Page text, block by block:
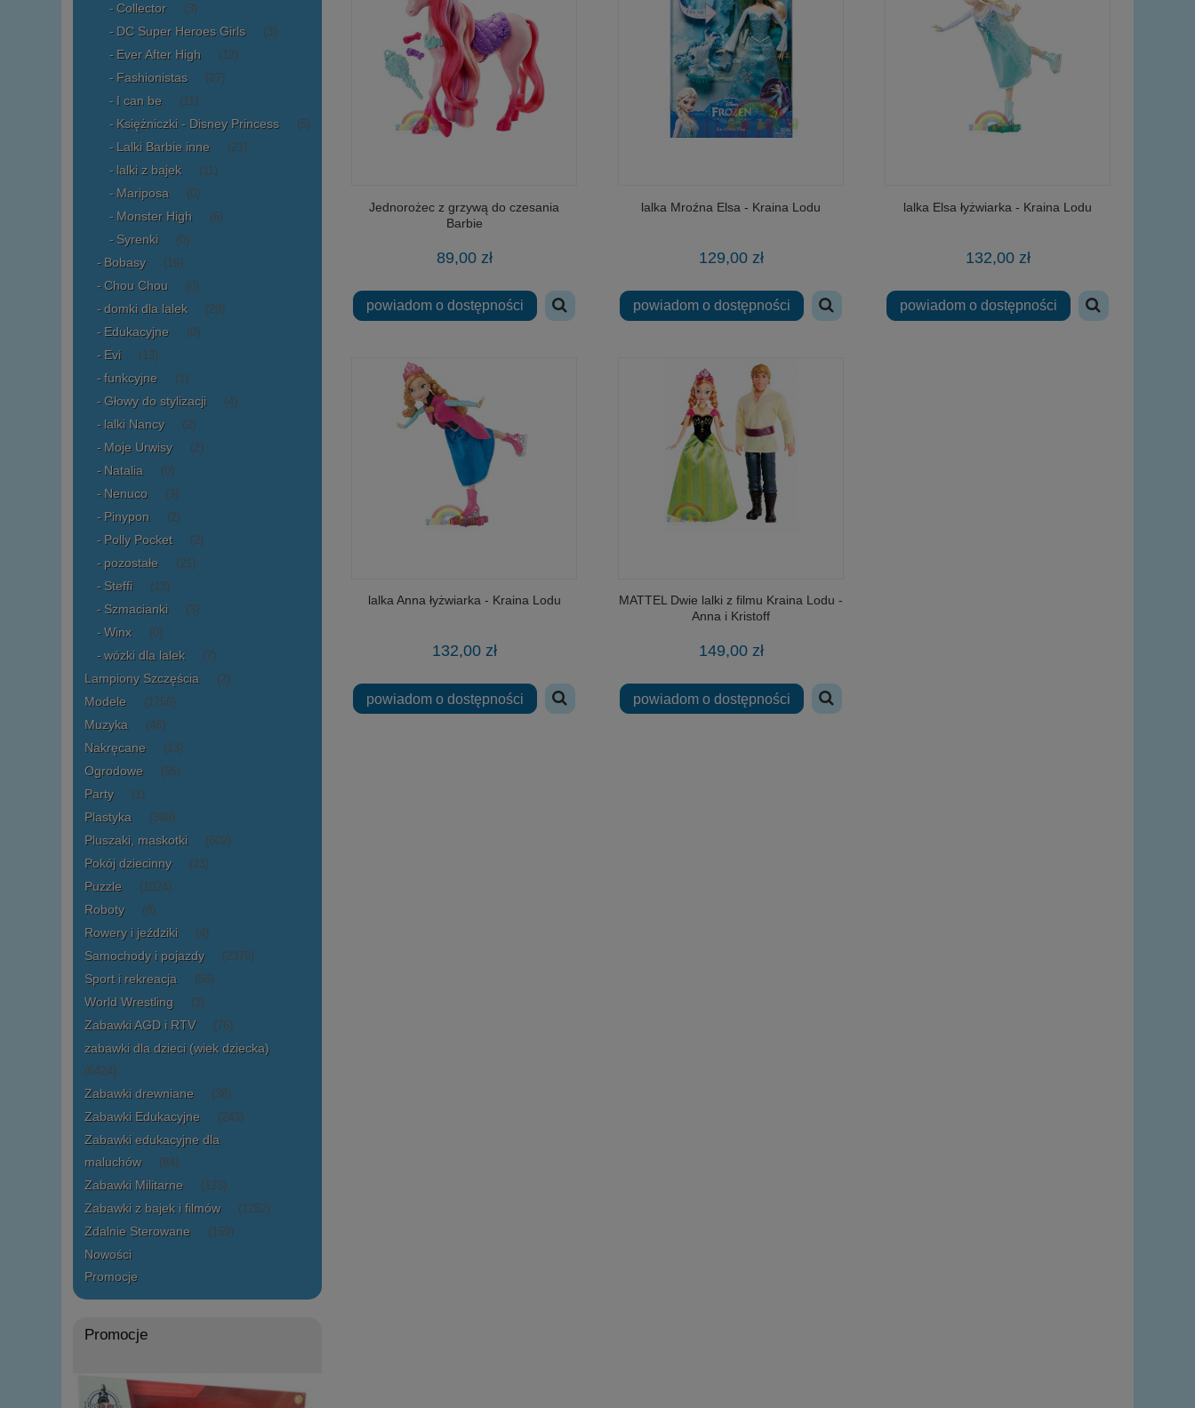
Collector (3)
DC Super Heroes Girls (3)
Ever After High (12)
Fashionistas (27)
I can be (11)
Księżniczki - Disney Princess (5)
Lalki Barbie inne (21)
lalki z bajek (11)
Mariposa (0)
Monster High (6)
Syrenki (0)
Bobasy (16)
Chou Chou (0)
domki dla lalek (29)
Edukacyjne (0)
Evi (13)
funkcyjne (1)
Głowy do stylizacji (4)
lalki Nancy (2)
Moje Urwisy (2)
Natalia (0)
Nenuco (3)
Pinypon (2)
Polly Pocket (2)
pozostałe (21)
Steffi (13)
Szmacianki (3)
Winx (0)
wózki dla lalek (7)
Lampiony Szczęścia (2)
Modele (1756)
Muzyka (46)
Nakręcane (13)
Ogrodowe (95)
Party (1)
Plastyka (398)
Pluszaki, maskotki (602)
Pokój dziecinny (23)
Puzzle (1024)
Roboty (8)
Rowery i jeździki (4)
Samochody i pojazdy (2378)
Sport i rekreacja (56)
World Wrestling (3)
Zabawki AGD i RTV (76)
zabawki dla dzieci (wiek dziecka)
(6424)
Zabawki drewniane (38)
Zabawki Edukacyjne (243)
Zabawki edukacyjne dla
maluchów
(84)
Zabawki Militarne (123)
Zabawki z bajek i filmów (1252)
Zdalnie Sterowane (159)
Nowości
Promocje
Promocje
Jednorożec z grzywą do czesania
Barbie
89,00 zł
powiadom o dostępności
lalka Mroźna Elsa - Kraina Lodu
129,00 zł
powiadom o dostępności
lalka Elsa łyżwiarka - Kraina Lodu
132,00 zł
powiadom o dostępności
lalka Anna łyżwiarka - Kraina Lodu
132,00 zł
powiadom o dostępności
MATTEL Dwie lalki z filmu Kraina Lodu -
Anna i Kristoff
149,00 zł
powiadom o dostępności